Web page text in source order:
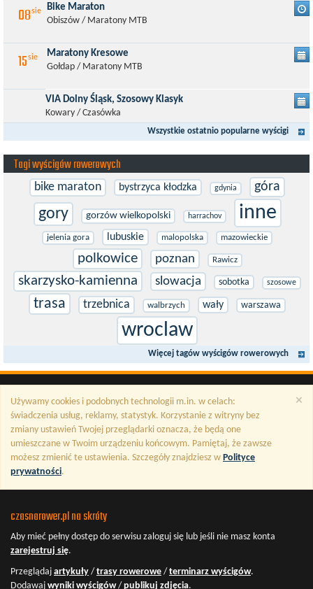
08sie Bike Maraton
Obiszów / Maratony MTB
15sie Maratony Kresowe
Gołdap / Maratony MTB
VIA Dolny Śląsk, Szosowy Klasyk
Kowary / Czasówka
Wszystkie ostatnio popularne wyścigi
Tagi wyścigów rowerowych
bike maraton bystrzyca kłodzka gdynia góra
gory gorzów wielkopolski harrachov inne
jelenia gora lubuskie malopolska mazowieckie
polkowice poznan Rawicz
skarzysko-kamienna slowacja sobotka szosowe
trasa trzebnica walbrzych wały warszawa
wroclaw
Więcej tagów wyścigów rowerowych
×
Używamy cookies i podobnych technologii m.in. w celach:
świadczenia usług, reklamy, statystyk. Korzystanie z witryny bez
zmiany ustawień Twojej przeglądarki oznacza, że będą one
umieszczane w Twoim urządzeniu końcowym. Pamiętaj, że zawsze
możesz zmienić te ustawienia. Szczegóły znajdziesz w Polityce
prywatności.
czasnarower.pl na skróty
Aby mieć pełny dostęp do serwisu zaloguj się lub jeśli nie masz konta
zarejestruj się.
Przeglądaj artykuły / trasy rowerowe / terminarz wyścigów.
Dodawaj wyniki wyścigów/ publikuj zdjęcia.